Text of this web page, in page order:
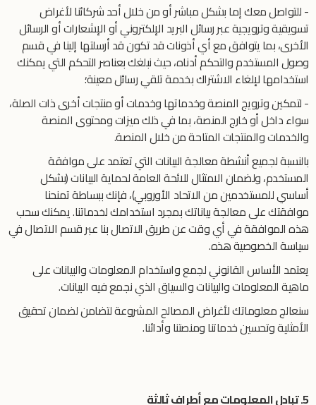
- للتواصل معك إما بشكل مباشر أو من خلال أحد شركائنا لأغراض
تسويقية وترويجية عبر رسائل البريد الإلكتروني أو الإشعارات أو الرسائل
الأخرى، بما يتوافق مع أي أذونات قد تكون قد أرسلتها إلينا في قسم
وصول المستخدم والتحكم أدناه، حيث نبلغك بعناصر التحكم التي يمكنك
استخدامها لإلغاء الاشتراك بخدمة تلقي رسائل معينة؛
- لتمكين وترويج المنصة وخدماتها وخدمات أو منتجات أخرى ذات الصلة،
سواء داخل أو خارج المنصة، بما في ذلك ميزات ومحتوى المنصة
والخدمات والمنتجات المتاحة من خلال المنصة.
بالنسبة لجميع أنشطة معالجة البيانات التي تعتمد على موافقة
المستخدم، ولضمان الامتثال للائحة العامة لحماية البيانات (بشكل
أساسي للمستخدمين من الاتحاد الأوروبي)، فإنك ببساطة تمنحنا
موافقتك على معالجة بياناتك بمجرد استخدامك لخدماتنا. يمكنك سحب
هذه الموافقة في أي وقت عن طريق الاتصال بنا عبر قسم الاتصال في
سياسة الخصوصية هذه.
يعتمد الأساس القانوني لجمع واستخدام المعلومات والبيانات على
ماهية المعلومات والبيانات والسياق الذي نجمع فيه البيانات.
سنعالج معلوماتك لأغراض المصالح المشروعة لتضامن لضمان تحقيق
الأمثلية وتحسين خدماتنا ومنصتنا وأدائنا.
5. تبادل المعلومات مع أطراف ثالثة